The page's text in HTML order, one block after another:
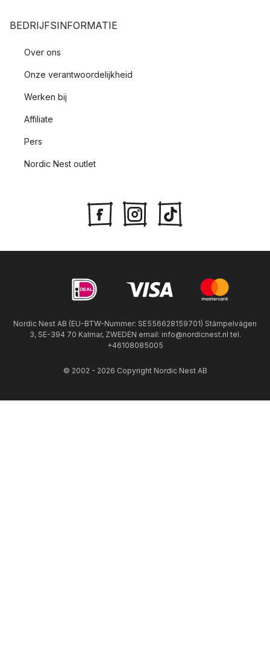
BEDRIJFSINFORMATIE
Over ons
Onze verantwoordelijkheid
Werken bij
Affiliate
Pers
Nordic Nest outlet
Nordic Nest AB (EU-BTW-Nummer: SE556628159701) Stämpelvägen
3, SE-394 70 Kalmar, ZWEDEN email: info@nordicnest.nl tel.
+46108085005
© 2002 - 2026 Copyright Nordic Nest AB